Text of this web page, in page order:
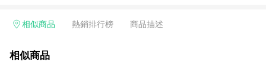
電玩/遊戲/相機/單眼/鏡頭/拍立得 [2024/6/1起適用] -內接硬
的購回饋活動享Yahoo超贈點回饋者 - 購物中心商店之商品：商
相似商品 熱銷排行榜 商品描述
相似商品